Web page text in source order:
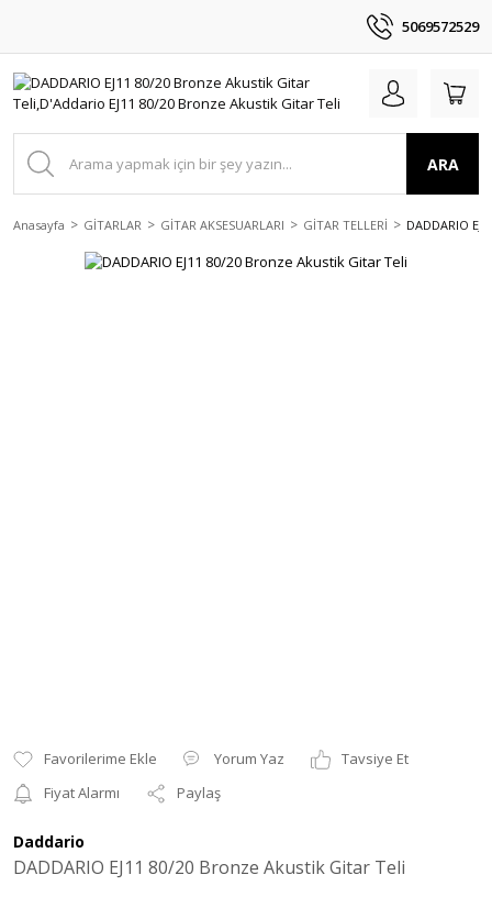
5069572529
ARA
Anasayfa GİTARLAR GİTAR AKSESUARLARI GİTAR TELLERİ DADDARIO
Yorum Yaz
Tavsiye Et
Fiyat Alarmı
Paylaş
Daddario
DADDARIO EJ11 80/20 Bronze Akustik Gitar Teli